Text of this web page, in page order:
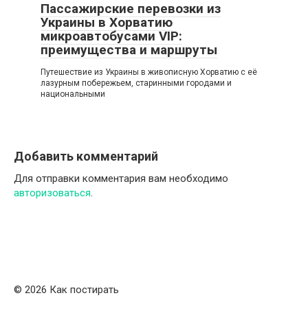
Пассажирские перевозки из
Украины в Хорватию
микроавтобусами VIP:
преимущества и маршруты
Путешествие из Украины в живописную Хорватию с её
лазурным побережьем, старинными городами и
национальными
Добавить комментарий
Для отправки комментария вам необходимо
авторизоваться.
© 2026 Как постирать